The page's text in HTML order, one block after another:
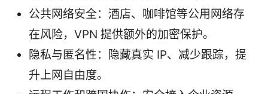
公共网络安全：酒店、咖啡馆等公用网络存
在风险，VPN 提供额外的加密保护。
隐私与匿名性：隐藏真实 IP、减少跟踪，提
升上网自由度。